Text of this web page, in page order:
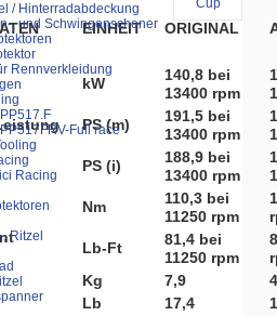
/ Hinterradabdeckung
, und Schwingenschoner
Rennverkleidung
PP517.F
PP517FRV-Full race
Racing
Ritzel
EINHEIT ORIGINAL
kW
140,8 bei
13400 rpm
PS (m)
191,5 bei
13400 rpm
PS (i)
188,9 bei
13400 rpm
Nm
110,3 bei
11250 rpm
Lb-Ft
81,4 bei
11250 rpm
Kg 7,9
Lb
17,4